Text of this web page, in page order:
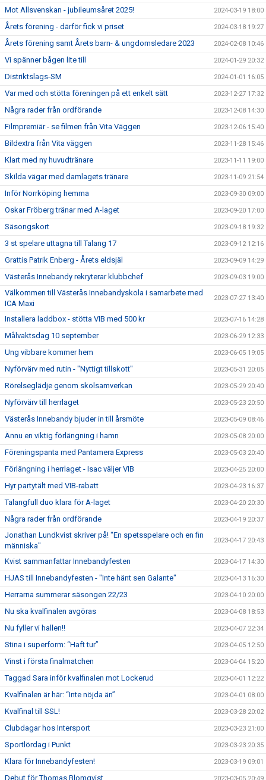
Mot Allsvenskan - jubileumsåret 2025! 2024-03-19 18:00
Årets förening - därför fick vi priset 2024-03-18 19:27
Årets förening samt Årets barn- & ungdomsledare 2023 2024-02-08 10:46
Vi spänner bågen lite till 2024-01-29 20:32
Distriktslags-SM 2024-01-01 16:05
Var med och stötta föreningen på ett enkelt sätt 2023-12-27 17:32
Några rader från ordförande 2023-12-08 14:30
Filmpremiär - se filmen från Vita Väggen 2023-12-06 15:40
Bildextra från Vita väggen 2023-11-28 15:46
Klart med ny huvudtränare 2023-11-11 19:00
Skilda vägar med damlagets tränare 2023-11-09 21:54
Inför Norrköping hemma 2023-09-30 09:00
Oskar Fröberg tränar med A-laget 2023-09-20 17:00
Säsongskort 2023-09-18 19:32
3 st spelare uttagna till Talang 17 2023-09-12 12:16
Grattis Patrik Enberg - Årets eldsjäl 2023-09-09 14:29
Västerås Innebandy rekryterar klubbchef 2023-09-03 19:00
Välkommen till Västerås Innebandyskola i samarbete med
ICA Maxi
2023-07-27 13:40
Installera laddbox - stötta VIB med 500 kr 2023-07-16 14:28
Målvaktsdag 10 september 2023-06-29 12:33
Ung vibbare kommer hem 2023-06-05 19:05
Nyförvärv med rutin - "Nyttigt tillskott" 2023-05-31 20:05
Rörelseglädje genom skolsamverkan 2023-05-29 20:40
Nyförvärv till herrlaget 2023-05-23 20:50
Västerås Innebandy bjuder in till årsmöte 2023-05-09 08:46
Ännu en viktig förlängning i hamn 2023-05-08 20:00
Föreningspanta med Pantamera Express 2023-05-03 20:40
Förlängning i herrlaget - Isac väljer VIB 2023-04-25 20:00
Hyr partytält med VIB-rabatt 2023-04-23 16:37
Talangfull duo klara för A-laget 2023-04-20 20:30
Några rader från ordförande 2023-04-19 20:37
Jonathan Lundkvist skriver på! "En spetsspelare och en fin
människa"
2023-04-17 20:43
Kvist sammanfattar Innebandyfesten 2023-04-17 14:30
HJAS till Innebandyfesten - "Inte hänt sen Galante" 2023-04-13 16:30
Herrarna summerar säsongen 22/23 2023-04-10 20:00
Nu ska kvalfinalen avgöras 2023-04-08 18:53
Nu fyller vi hallen!! 2023-04-07 22:34
Stina i superform: “Haft tur” 2023-04-05 12:50
Vinst i första finalmatchen 2023-04-04 15:20
Taggad Sara inför kvalfinalen mot Lockerud 2023-04-01 12:22
Kvalfinalen är här: “Inte nöjda än” 2023-04-01 08:00
Kvalfinal till SSL! 2023-03-28 20:02
Clubdagar hos Intersport 2023-03-23 21:00
Sportlördag i Punkt 2023-03-23 20:35
Klara för Innebandyfesten! 2023-03-19 09:01
Debut för Thomas Blomqvist 2023-03-05 20:49